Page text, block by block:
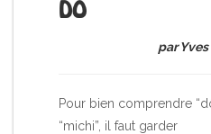
DÔ
par
Pour bien comprendre
“michi”, il faut garder